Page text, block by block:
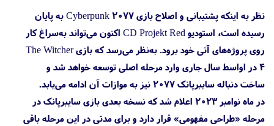
نظر به اینکه پشتیبانی و اصلاح بازی Cyberpunk 2077 به پایان
رسیده است، استودیو CD Projekt Red اکنون می‌تواند به‌سراغ کار
روی پروژه‌‌های آتی خود برود. به‌نظر می‌رسد که بازی The Witcher
4 در اواسط سال جاری وارد مرحله اصلی توسعه خواهد شد و
ساخت دنباله سایبرپانک ۲۰۷۷ نیز به موازات آن ادامه می‌یابد.
در ماه نوامبر ۲۰۲۳ اعلام شد که نسخه بعدی بازی سایبرپانک در
مرحله «طراحی مفهومی» قرار دارد و برای مدتی در این مرحله باقی